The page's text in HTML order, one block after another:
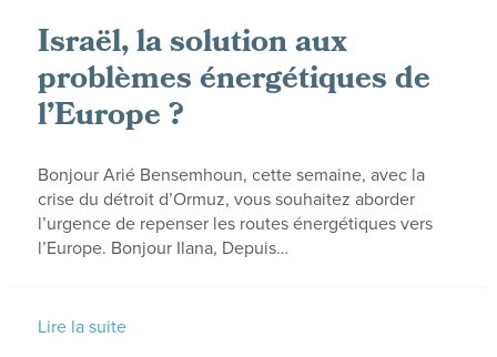
Israël, la solution aux
problèmes énergétiques de
l’Europe ?
Bonjour Arié Bensemhoun, cette semaine, avec la
crise du détroit d’Ormuz, vous souhaitez aborder
l’urgence de repenser les routes énergétiques vers
l’Europe. Bonjour Ilana, Depuis…
Lire la suite